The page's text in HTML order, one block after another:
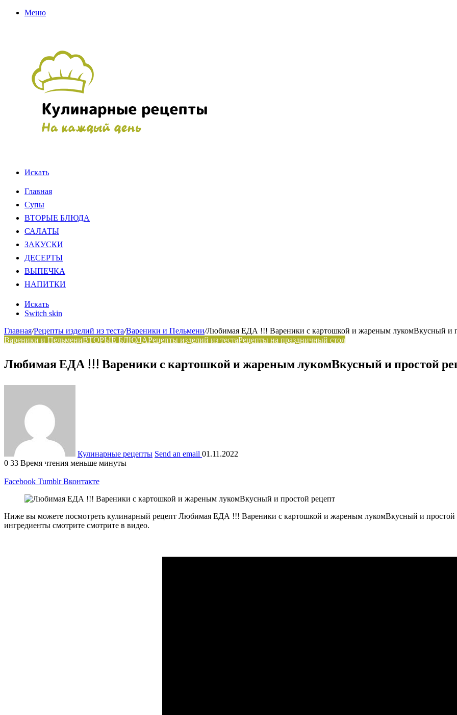
Меню
Искать
Главная
Супы
ВТОРЫЕ БЛЮДА
САЛАТЫ
ЗАКУСКИ
ДЕСЕРТЫ
ВЫПЕЧКА
НАПИТКИ
Искать
Switch skin
Главная/Рецепты изделий из теста/Вареники и Пельмени/Любимая ЕДА !!! Вареники с картошкой и жареным лукомВкусный и
Вареники и ПельмениВТОРЫЕ БЛЮДАРецепты изделий из тестаРецепты на праздничный стол
Любимая ЕДА !!! Вареники с картошкой и жареным лукомВкусный и простой
Кулинарные рецепты Send an email 01.11.2022
0 33 Время чтения меньше минуты
Facebook Tumblr Вконтакте
Ниже вы можете посмотреть кулинарный рецепт Любимая ЕДА !!! Вареники с картошкой и жареным лукомВкусный и простой
ингредиенты смотрите смотрите в видео.